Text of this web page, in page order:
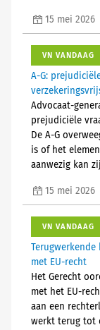
15 mei 2026
VN VANDAAG
A-G:
Advocaat-
prejudiciële
De A-G
is of het
aanwezig kan
15 mei 2026
VN VANDAAG
met EU-recht
Het Gerecht
met het EU-
aan een
werkt terug tot